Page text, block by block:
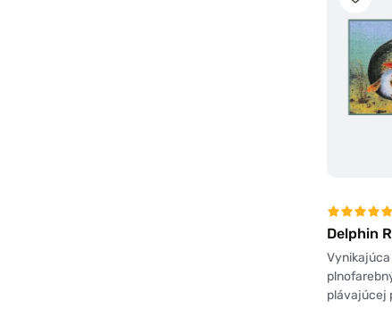
Delphin
plávajúcej